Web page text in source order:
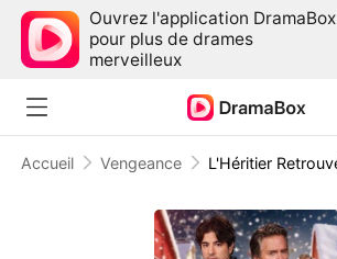
Ouvrez l'application DramaBox
pour plus de drames
merveilleux
Accueil Vengeance